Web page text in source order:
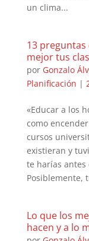
un clima...
13
mejor tus
por Gonzalo
Planificación |
«Educar a los
como
cursos
existieran y
te harías antes
Posiblemente,
Lo que los
hacen y a lo